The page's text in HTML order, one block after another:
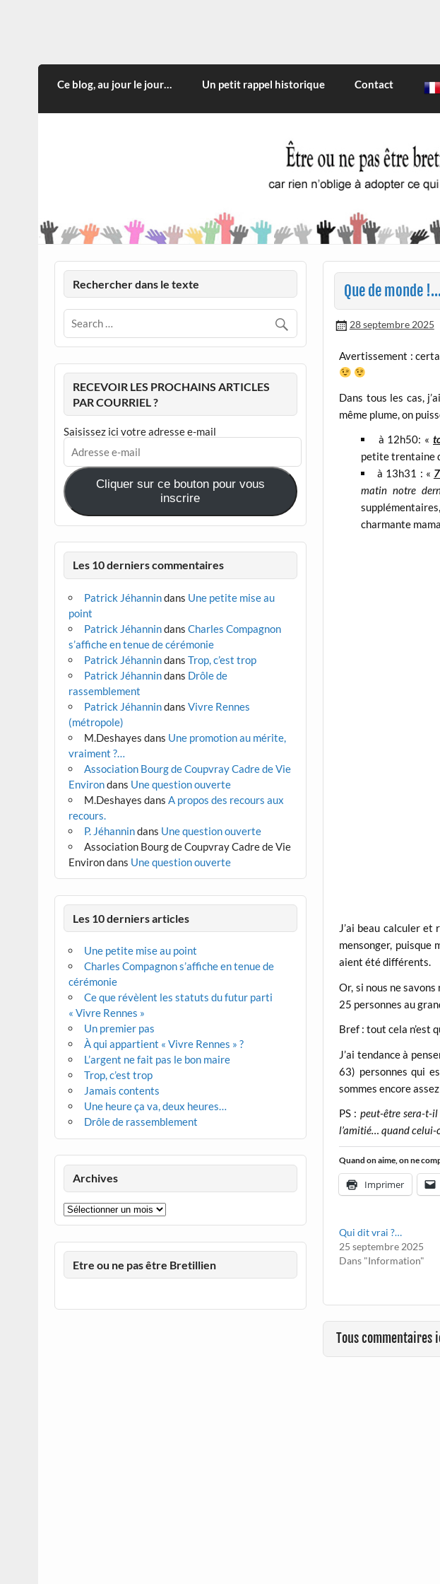
CITOYEN D'ILLE-ET-VILAINE
Ce blog, au jour le jour… Un petit rappel historique Contact
Que de monde
28 septembre 2025
Avertissement :
Dans tous les cas,
même plume, on
à 12h50: «
petite trentaine
à 13h31 : «
matin notre
charmante
J’ai beau calculer
mensonger, puisque
aient été différents.
Or, si nous ne
25 personnes au
Bref : tout cela n’est
J’ai tendance à
63) personnes qui
sommes encore assez
PS : peut-être sera-t-il
l’amitié… quand celui-
Quand on aime, on ne
Imprimer
Qui dit vrai ?…
25 septembre 2025
Dans "Information"
Tous commentaires
Rechercher dans le texte
RECEVOIR LES PROCHAINS ARTICLES
PAR COURRIEL ?
Saisissez ici votre adresse e-mail
Adresse
e-
mail
Cliquer sur ce bouton pour vous
inscrire
Les 10 derniers commentaires
Patrick Jéhannindans Une petite mise au
point
Patrick Jéhannindans Charles Compagnon
s’affiche en tenue de cérémonie
Patrick Jéhannindans Trop, c’est trop
Patrick Jéhannindans Drôle de
rassemblement
Patrick Jéhannindans Vivre Rennes
(métropole)
M.Deshayes dans Une promotion au mérite,
vraiment ?…
Association Bourg de Coupvray Cadre de Vie
Environdans Une question ouverte
M.Deshayes dans A propos des recours aux
recours.
P. Jéhannindans Une question ouverte
Association Bourg de Coupvray Cadre de Vie
Environdans Une question ouverte
Les 10 derniers articles
Une petite mise au point
Charles Compagnon s’affiche en tenue de
cérémonie
Ce que révèlent les statuts du futur parti
« Vivre Rennes »
Un premier pas
À qui appartient « Vivre Rennes » ?
L’argent ne fait pas le bon maire
Trop, c’est trop
Jamais contents
Une heure ça va, deux heures…
Drôle de rassemblement
Archives
Archives
Etre ou ne pas être Bretillien